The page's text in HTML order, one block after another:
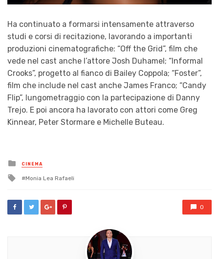
Ha continuato a formarsi intensamente attraverso
studi e corsi di recitazione, lavorando a importanti
produzioni cinematografiche: “Off the Grid”, film che
vede nel cast anche l’attore Josh Duhamel; “Informal
Crooks”, progetto al fianco di Bailey Coppola; “Foster”,
film che include nel cast anche James Franco; “Candy
Flip”, lungometraggio con la partecipazione di Danny
Trejo. E poi ancora ha lavorato con attori come Greg
Kinnear, Peter Stormare e Michelle Buteau.
Posted
in
CINEMA
Tagged
Monia Lea Rafaeli
0